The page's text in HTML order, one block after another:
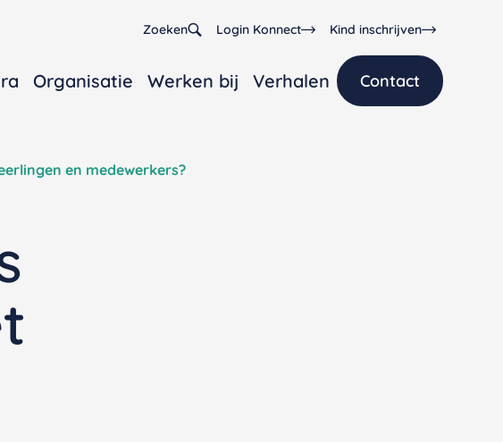
Organisatie Werken bij Verhalen Contact
Zoeken Login Konnect Kind inschrijven
en medewerkers?